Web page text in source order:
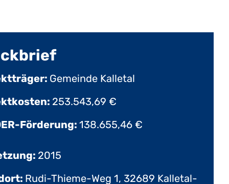
Gemeinde Kalletal
253.543,69 €
Förderung:138.655,46 €
2015
Rudi-Thieme-Weg 1, 32689 Kalletal-